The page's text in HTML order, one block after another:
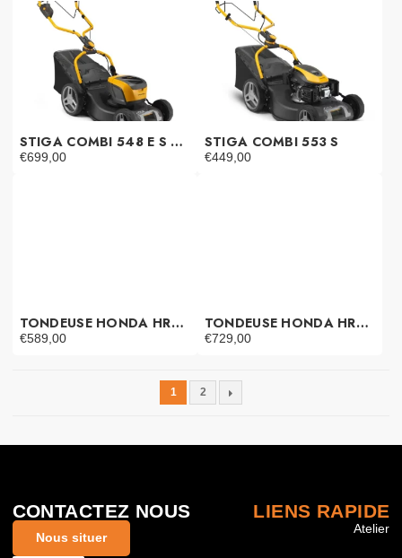
STIGA COMBI 548 E S KIT
€699,00
STIGA COMBI 553 S
€449,00
TONDEUSE HONDA HRG 416 XBP
€589,00
TONDEUSE HONDA HRG 466 SKEP
€729,00
1 2
CONTACTEZ NOUS
Nous situer
LIENS RAPIDE
Atelier